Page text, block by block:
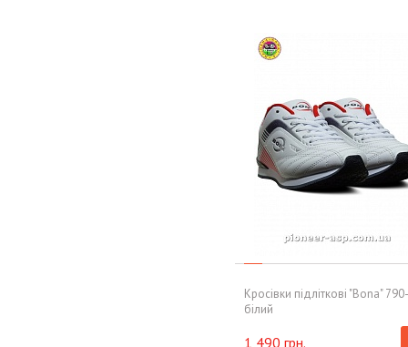
Кросівки підліткові "Bona"
білий
1 490 грн.